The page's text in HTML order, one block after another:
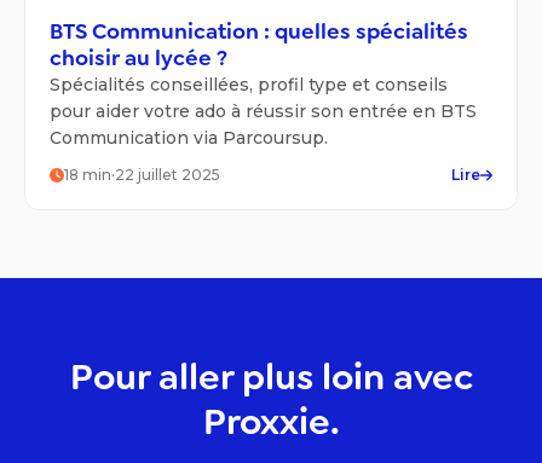
BTS Communication : quelles spécialités
choisir au lycée ?
Spécialités conseillées, profil type et conseils
pour aider votre ado à réussir son entrée en BTS
Communication via Parcoursup.
18 min·22 juillet 2025 Lire
Pour aller plus loin avec
Proxxie.